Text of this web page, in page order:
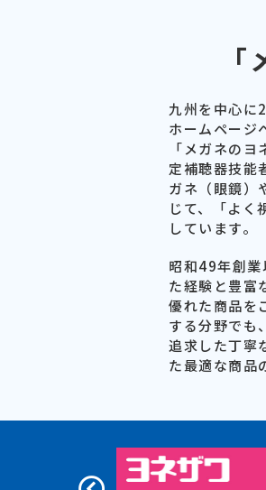
九州を中心に
ホームページ
「メガネの
定補聴器技能
ガネ（眼鏡）
じて、「よく
しています。
昭和49年創業
た経験と豊富
優れた商品を
する分野でも
追求した丁寧
た最適な商品